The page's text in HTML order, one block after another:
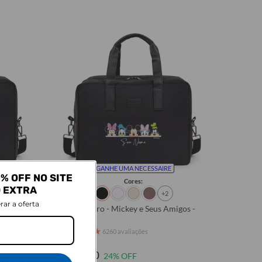
GANHE UMA NECESSAIRE
Cores:
+2
Bolsa Joy Pro - Mickey e Seus Amigos -
Paleta
★ 6260 avaliações
R$409,90
R$309,90 24% OFF
OFF NO SITE
EXTRA
a oferta